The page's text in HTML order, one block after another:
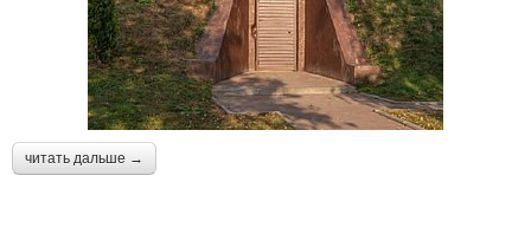
читать дальше →